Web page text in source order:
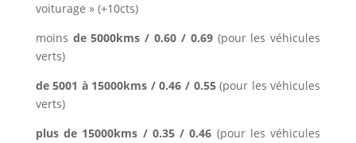
voiturage » (+10cts)
moins de 5000kms / 0.60 / 0.69(pour les véhicules
verts)
de 5001 à 15000kms / 0.46 / 0.55(pour les véhicules
verts)
plus de 15000kms / 0.35 / 0.46 (pour les véhicules